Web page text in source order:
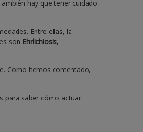
hay que tener cuidado
Entre ellas, la
son Ehrlichiosis,
Como hemos comentado,
para saber cómo actuar